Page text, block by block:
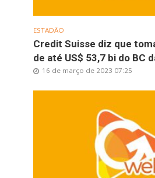
ESTADÃO
Credit Suisse diz que
de até US$ 53,7 bi do BC
16 de março de 2023 07:25